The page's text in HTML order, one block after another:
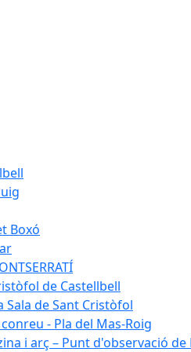
Boxó
de Castellbell
Sala de Sant Cristòfol
- Pla del Mas-Roig
i arç – Punt d'observació